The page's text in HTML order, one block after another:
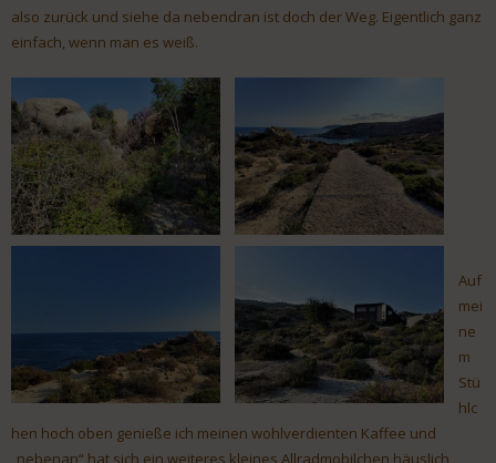
also zurück und siehe da nebendran ist doch der Weg. Eigentlich ganz
einfach, wenn man es weiß.
Auf
mei
ne
m
Stü
hlc
hen hoch oben genieße ich meinen wohlverdienten Kaffee und
„nebenan“ hat sich ein weiteres kleines Allradmobilchen häuslich